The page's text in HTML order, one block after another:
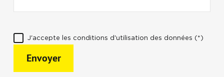
J'accepte les conditions d'utilisation des données (*)
Envoyer